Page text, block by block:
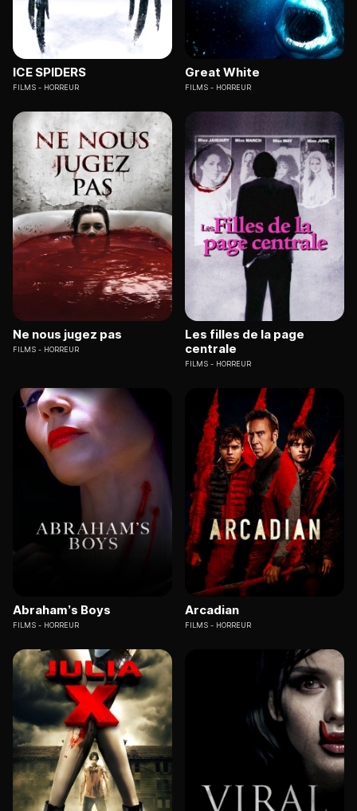
ICE SPIDERS
FILMS HORREUR
Great White
FILMS HORREUR
Ne nous jugez pas
FILMS HORREUR
Les filles de la page
centrale
FILMS HORREUR
Abraham’s Boys
FILMS HORREUR
Arcadian
FILMS HORREUR